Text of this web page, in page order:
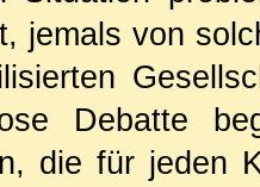
jemals von
Debatte
die für jeden